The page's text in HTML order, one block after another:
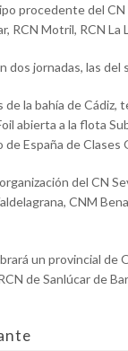
procedente del
RCN Motril, RCN La
dos jornadas, las
de la bahía de Cádiz,
abierta a la flota
España de Clases
del CN
CNM
un provincial
de Sanlúcar de